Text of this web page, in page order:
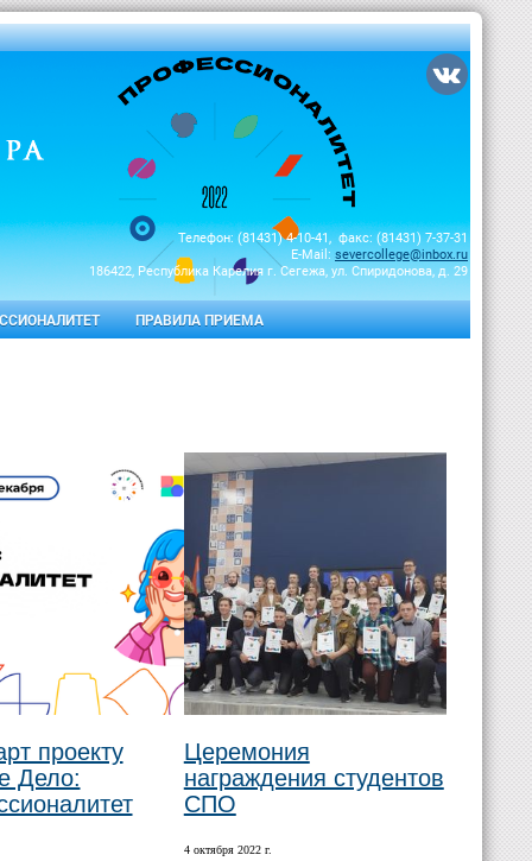
Телефон: (81431) 4-10-41, факс: (81431) 7-37-31
E-Mail: severcollege@inbox.ru
186422, Республика Карелия г. Сегежа, ул. Спиридонова, д. 29
ПРАВИЛА ПРИЕМА
проекту
Дело:
Церемония
награждения студентов
СПО
4 октября 2022 г.